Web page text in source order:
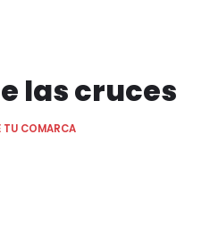
las cruces
TU COMARCA